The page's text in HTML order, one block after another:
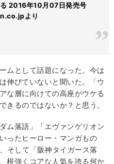
2016年10月07日発売号
より
ムとして話題になった。今は
伸びていないと聞いた。「ウ
な層に向けての高座がウケる
きるのではないか？と思う。
ム落語」「エヴァンゲリオン
ったヒーロー・マンガもの
そして「阪神タイガース落
根強くコアな人気を誇る何か